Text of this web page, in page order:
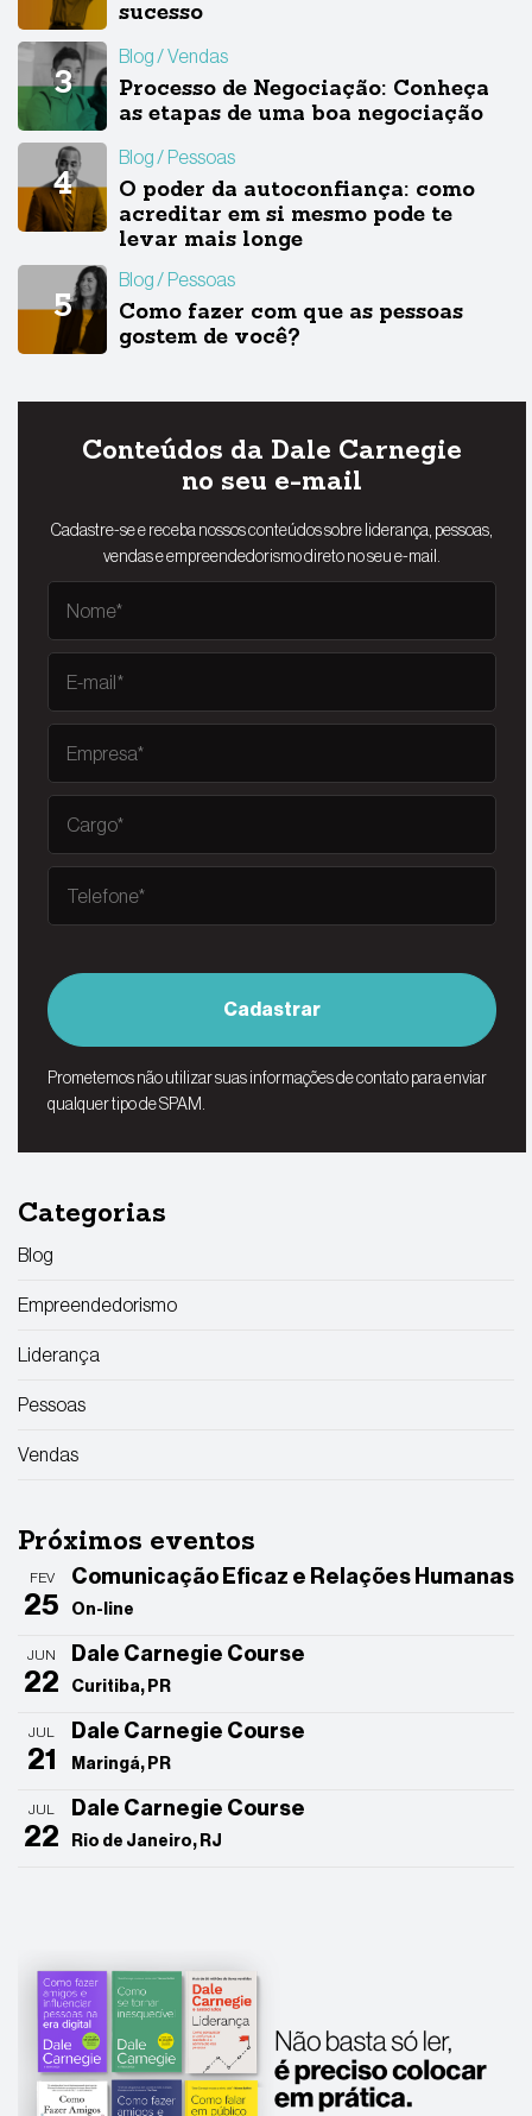
sucesso
Blog Vendas
Processo de Negociação: Conheça
as etapas de uma boa negociação
Blog Pessoas
O poder da autoconfiança: como
acreditar em si mesmo pode te
levar mais longe
Blog Pessoas
Como fazer com que as pessoas
gostem de você?
Conteúdos da Dale Carnegie
no seu e-mail
Cadastre-se e receba nossos conteúdos sobre liderança, pessoas,
vendas e empreendedorismo direto no seu e-mail.
Cadastrar
Prometemos não utilizar suas informações de contato para enviar
qualquer tipo de SPAM.
Categorias
Blog
Empreendedorismo
Liderança
Pessoas
Vendas
Próximos eventos
FEV
25
Comunicação Eficaz e Relações Humanas
On-line
JUN
22
Dale Carnegie Course
Curitiba, PR
JUL
21
Dale Carnegie Course
Maringá, PR
JUL
22
Dale Carnegie Course
Rio de Janeiro, RJ